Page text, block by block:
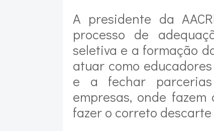
A presidente da
processo de
seletiva e a formação
atuar como
e a fechar
empresas, onde
fazer o correto